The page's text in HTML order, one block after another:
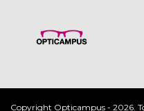
Copyright Opticampus - 2026.